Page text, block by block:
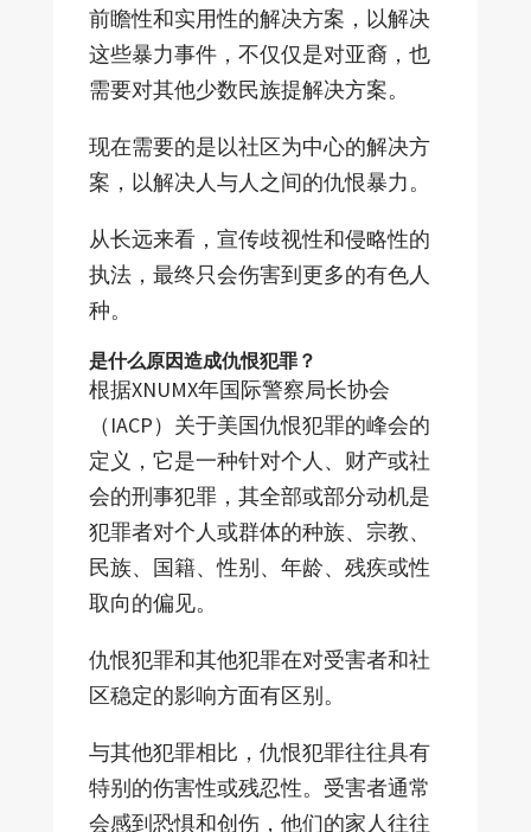
前瞻性和实用性的解决方案，以解决
这些暴力事件，不仅仅是对亚裔，也
需要对其他少数民族提解决方案。
现在需要的是以社区为中心的解决方
案，以解决人与人之间的仇恨暴力。
从长远来看，宣传歧视性和侵略性的
执法，最终只会伤害到更多的有色人
种。
是什么原因造成仇恨犯罪？
根据XNUMX年国际警察局长协会
（IACP）关于美国仇恨犯罪的峰会的
定义，它是一种针对个人、财产或社
会的刑事犯罪，其全部或部分动机是
犯罪者对个人或群体的种族、宗教、
民族、国籍、性别、年龄、残疾或性
取向的偏见。
仇恨犯罪和其他犯罪在对受害者和社
区稳定的影响方面有区别。
与其他犯罪相比，仇恨犯罪往往具有
特别的伤害性或残忍性。受害者通常
会感到恐惧和创伤，他们的家人往往